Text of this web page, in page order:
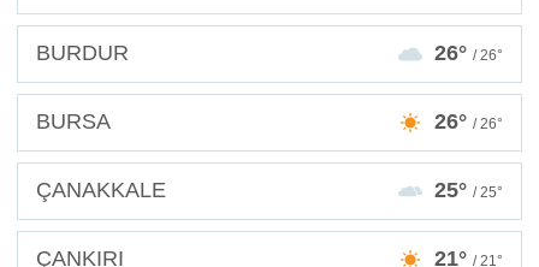
BURDUR 26° / 26°
BURSA 26° / 26°
ÇANAKKALE 25° / 25°
ÇANKIRI 21° / 21°